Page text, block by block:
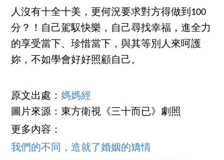
人沒有十全十美，更何況要求對方得做到100
分？！自己駕馭快樂，自己尋找幸福，進全力
的享受當下、珍惜當下，與其等別人來呵護
妳，不如學會好好照顧自己。
原文出處：媽媽經
圖片來源：東方衛視《三十而已》劇照
更多內容：
我們的不同，造就了婚姻的矯情